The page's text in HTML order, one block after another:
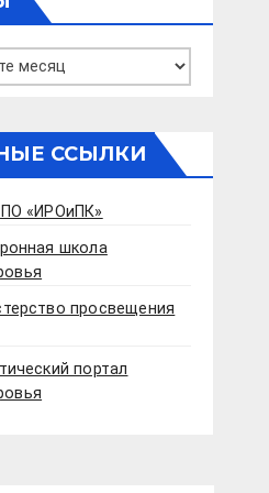
ССЫЛКИ
«ИРОиПК»
школа
просвещения
портал